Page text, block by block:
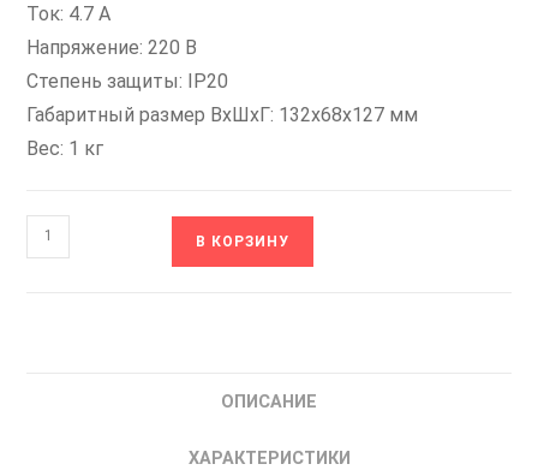
Ток: 4.7 А
Напряжение: 220 В
Степень защиты: IP20
Габаритный размер ВxШхГ: 132x68x127 мм
Вес: 1 кг
Количество
товара
В КОРЗИНУ
ОПИСАНИЕ
ХАРАКТЕРИСТИКИ